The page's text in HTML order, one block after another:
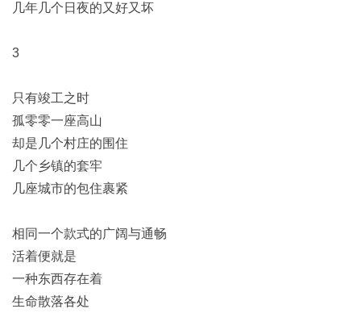
几年几个日夜的又好又坏
3
只有竣工之时
孤零零一座高山
却是几个村庄的围住
几个乡镇的套牢
几座城市的包住裹紧
相同一个款式的广阔与通畅
活着便就是
一种东西存在着
生命散落各处